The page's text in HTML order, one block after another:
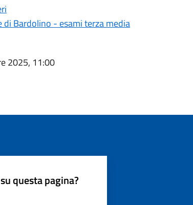
Bardolino - esami terza media
2025, 11:00
questa pagina?